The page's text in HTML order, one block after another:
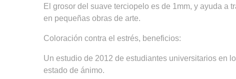
El grosor del suave terciopelo es de 1mm, y ayuda a
en pequeñas obras de arte.
Coloración contra el estrés, beneficios:
Un estudio de 2012 de estudiantes universitarios en
estado de ánimo.